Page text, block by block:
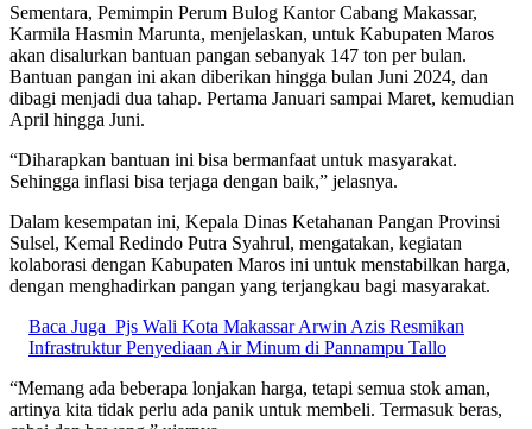
Sementara, Pemimpin Perum Bulog Kantor Cabang Makassar,
Karmila Hasmin Marunta, menjelaskan, untuk Kabupaten Maros
akan disalurkan bantuan pangan sebanyak 147 ton per bulan.
Bantuan pangan ini akan diberikan hingga bulan Juni 2024, dan
dibagi menjadi dua tahap. Pertama Januari sampai Maret, kemudian
April hingga Juni.
“Diharapkan bantuan ini bisa bermanfaat untuk masyarakat.
Sehingga inflasi bisa terjaga dengan baik,” jelasnya.
Dalam kesempatan ini, Kepala Dinas Ketahanan Pangan Provinsi
Sulsel, Kemal Redindo Putra Syahrul, mengatakan, kegiatan
kolaborasi dengan Kabupaten Maros ini untuk menstabilkan harga,
dengan menghadirkan pangan yang terjangkau bagi masyarakat.
Baca Juga Pjs Wali Kota Makassar Arwin Azis Resmikan
Infrastruktur Penyediaan Air Minum di Pannampu Tallo
“Memang ada beberapa lonjakan harga, tetapi semua stok aman,
artinya kita tidak perlu ada panik untuk membeli. Termasuk beras,